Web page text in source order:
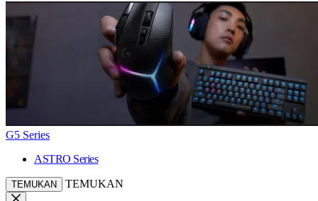
G5 Series
ASTRO Series
TEMUKAN TEMUKAN